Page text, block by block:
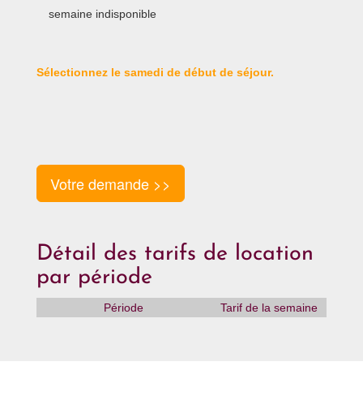
semaine indisponible
Sélectionnez le samedi de début de séjour.
Votre demande >>
Détail des tarifs de location
par période
Période Tarif de la semaine